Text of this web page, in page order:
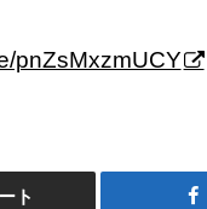
pnZsMxzmUCY
ト